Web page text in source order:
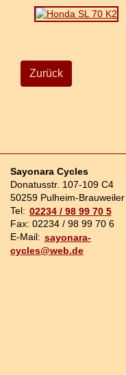
Zurück
Sayonara Cycles
Donatusstr. 107-109 C4
50259 Pulheim-Brauweiler
Tel: 02234 / 98 99 70 5
Fax: 02234 / 98 99 70 6
E-Mail: sayonara-
cycles@web.de